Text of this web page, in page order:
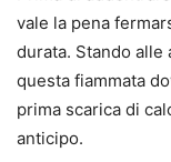
vale la pena
durata. Stando
questa fiammata
prima scarica di
anticipo.